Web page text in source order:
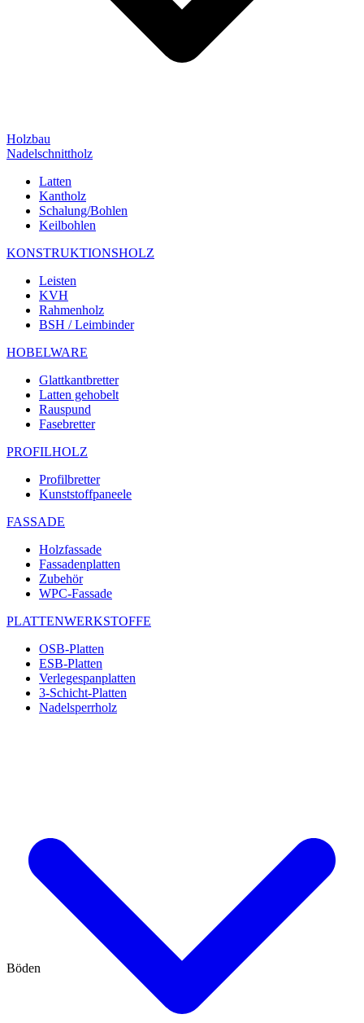
Holzbau
Nadelschnittholz
Latten
Kantholz
Schalung/Bohlen
Keilbohlen
KONSTRUKTIONSHOLZ
Leisten
KVH
Rahmenholz
BSH / Leimbinder
HOBELWARE
Glattkantbretter
Latten gehobelt
Rauspund
Fasebretter
PROFILHOLZ
Profilbretter
Kunststoffpaneele
FASSADE
Holzfassade
Fassadenplatten
Zubehör
WPC-Fassade
PLATTENWERKSTOFFE
OSB-Platten
ESB-Platten
Verlegespanplatten
3-Schicht-Platten
Nadelsperrholz
Böden